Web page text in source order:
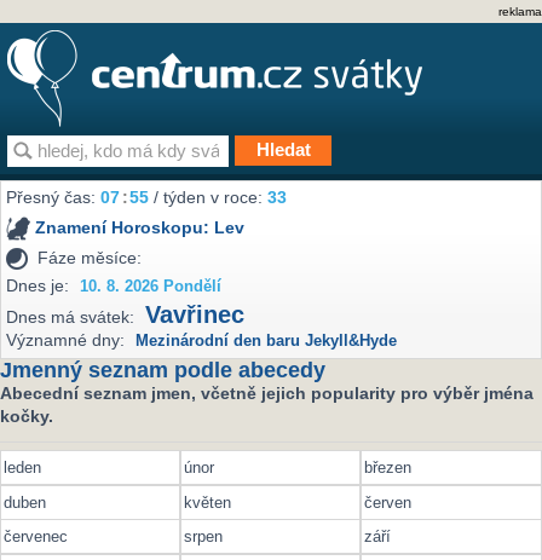
reklama
Přesný čas:07 55 / týden v roce:33
Znamení Horoskopu: Lev
Fáze měsíce:
Dnes je:
10. 8. 2026 Pondělí
Dnes má svátek: Vavřinec
Významné dny: Mezinárodní den baru Jekyll&Hyde
Jmenný seznam podle abecedy
Abecední seznam jmen, včetně jejich popularity pro výběr jména
kočky.
leden únor
březen
duben
květen
červen
červenec
srpen
září